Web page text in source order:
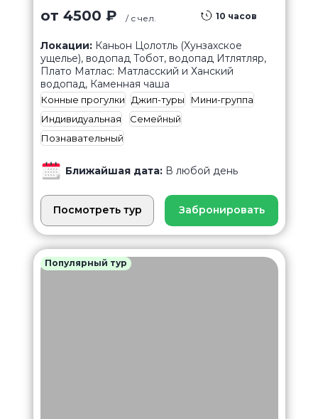
от 4500 ₽ 10 часов
/ с чел.
Ближайшая дата: В любой день
Локации: Каньон Цолотль (Хунзахское
ущелье), водопад Тобот, водопад Итлятляр,
Плато Матлас: Матласский и Ханский
водопад, Каменная чаша
Индивидуальная
Конные прогулки
Познавательный
Мини-группа
Семейный
Джип-туры
Посмотреть тур Забронировать
Популярный тур